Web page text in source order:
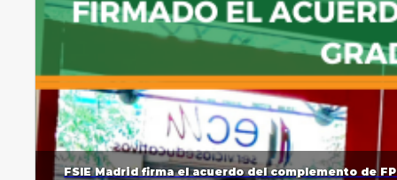
FSIE Madrid firma el acuerdo del complemento de